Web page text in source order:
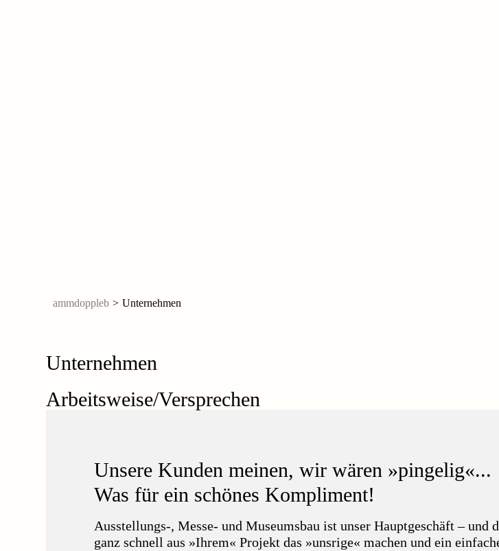
ammdoppleb > Unternehmen
Unternehmen
Arbeitsweise/Versprechen
Unsere Kunden meinen, wir wären »pingelig«...
Was für ein schönes Kompliment!
Ausstellungs-, Messe- und Museumsbau ist unser Hauptgeschäft – und
ganz schnell aus »Ihrem« Projekt das »unsrige« machen und ein